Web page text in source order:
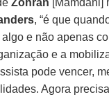
, “é que
e não apenas
e a
pode vencer,
Agora